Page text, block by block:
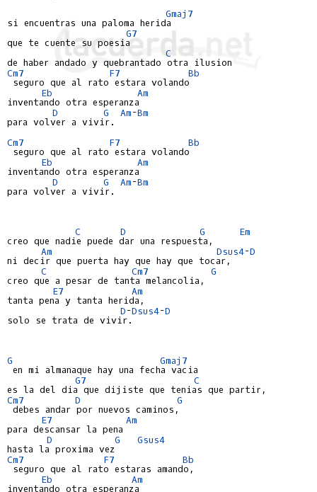
Gmaj7
si encuentras una paloma herida
G7
que te cuente su poesia
C
Cm7
F7
Bb
seguro que al rato estara volando
Eb
Am
inventando otra esperanza
D
G Am-Bm
para volver a vivir.
Cm7
F7
Bb
seguro que al rato estara volando
Eb
Am
inventando otra esperanza
D
G Am-Bm
para volver a vivir.
C D G
Em
creo que nadie puede dar una respuesta,
Am
Dsus4-D
ni decir que puerta hay que hay que tocar,
C
Cm7
G
creo que a pesar de tanta melancolia,
E7
Am
tanta pena y tanta herida,
D-Dsus4-D
solo se trata de vivir.
G
Gmaj7
en mi almanaque hay una fecha vacia
G7
C
Cm7
D
G
debes andar por nuevos caminos,
E7
Am
para descansar la pena
D
G
Gsus4
Cm7
F7
Bb
seguro que al rato estaras amando,
Eb
Am
inventando otra esperanza